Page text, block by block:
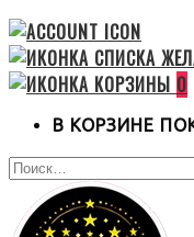
0
В КОРЗИНЕ